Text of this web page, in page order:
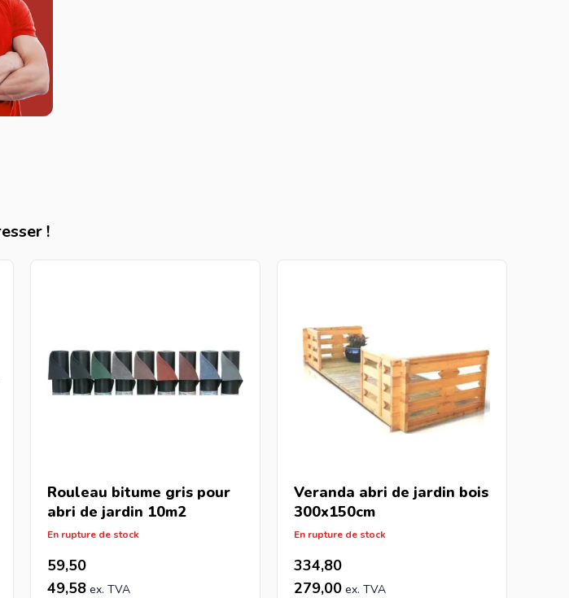
!
Rouleau bitume gris pour
abri de jardin 10m2
En rupture de stock
59,50
49,58
Veranda abri de jardin bois
300x150cm
En rupture de stock
334,80
279,00